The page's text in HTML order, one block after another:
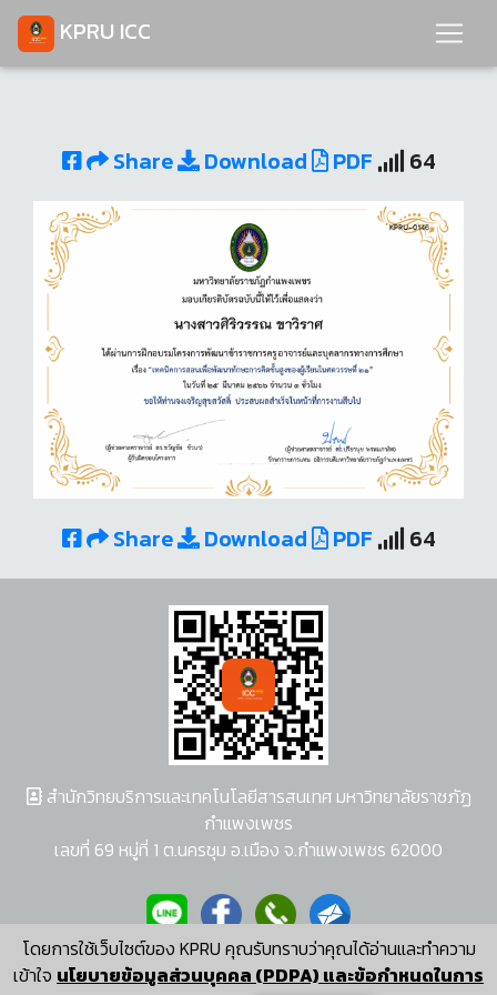
KPRU ICC
Share Download PDF 64
Share Download PDF 64
โดยการใช้เว็บไซต์ของ KPRU คุณรับทราบว่าคุณได้อ่านและทำความ
เข้าใจ นโยบายข้อมูลส่วนบุคคล (PDPA) และข้อกำหนดในการ
สำนักวิทยบริการและเทคโนโลยีสารสนเทศ มหาวิทยาลัยราชภัฏ
กำแพงเพชร
เลขที่ 69 หมู่ที่ 1 ต.นครชุม อ.เมือง จ.กำแพงเพชร 62000
ผู้พัฒนาระบบ อนุชา พวงผกา